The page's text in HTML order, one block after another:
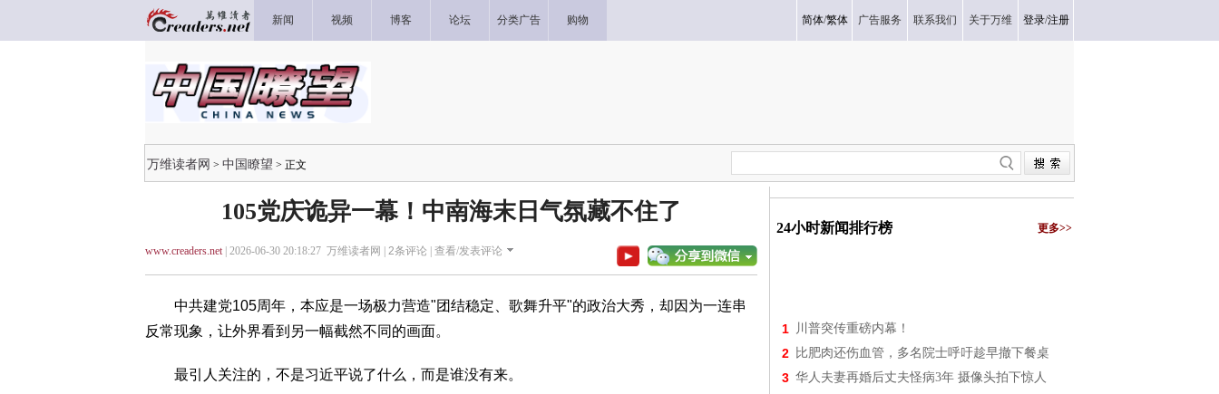
新闻 视频 博客 论坛 分类广告 购物 简体/繁体 广告服务 联系我们 关于万维 登录/注册
万维读者网 > 中国瞭望 > 正文
105党庆诡异一幕！中南海末日气氛藏不住了
www.creaders.net| 2026-06-30 20:18:27 万维读者网 | 2条评论 | 查看/发表评论
中共建党105周年，本应是一场极力营造"团结稳定、歌舞升平"的政治大秀，却因为一连串
反常现象，让外界看到另一幅截然不同的画面。
最引人关注的，不是习近平说了什么，而是谁没有来。
24小时新闻排行榜 更多>>
1 川普突传重磅内幕！
2 比肥肉还伤血管，多名院士呼吁趁早撤下餐桌
3 华人夫妻再婚后丈夫怪病3年 摄像头拍下惊人